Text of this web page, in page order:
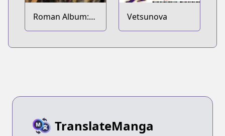
Roman Album:
Taishou Dennou
Vetsunova
TranslateManga